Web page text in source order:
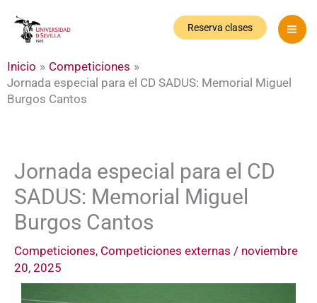
Reserva clases
Inicio
Competiciones
Jornada especial para el CD SADUS: Memorial Miguel
Burgos Cantos
Jornada especial para el CD
SADUS: Memorial Miguel
Burgos Cantos
Competiciones, Competiciones externas / noviembre
20, 2025